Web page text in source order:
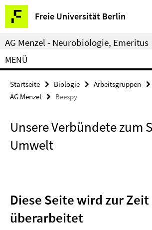
Springe
direkt
zu
Inhalt
Freie Universität Berlin
Service-
Navigation
AG Menzel - Neurobiologie, Emeritus
MENÜ
Startseite Biologie Arbeitsgruppen
AG Menzel
Beespy
Unsere Verbündete zum
Umwelt
Diese Seite wird zur Zeit
überarbeitet